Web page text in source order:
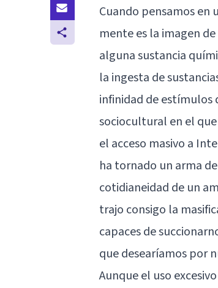
Cuando pensamos en
mente es la imagen
alguna sustancia
la ingesta de
infinidad de estímulos
sociocultural en el
el acceso masivo a
ha tornado un arma
cotidianeidad de un
trajo consigo la
capaces de
que desearíamos por
Aunque el uso